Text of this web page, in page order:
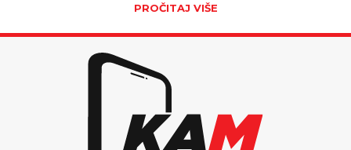
PROČITAJ VIŠE